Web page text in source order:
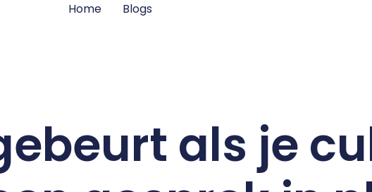
Home Blogs
als je